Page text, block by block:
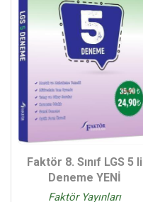
Faktör 8. Sınıf LGS 5 li
Deneme YENİ
Faktör Yayınları